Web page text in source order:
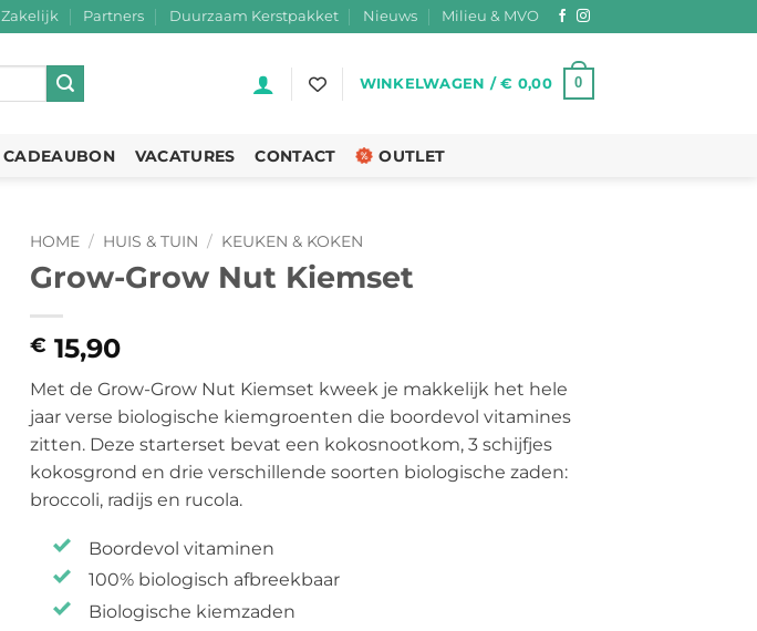
Zakelijk Partners Duurzaam Kerstpakket Nieuws Milieu & MVO
WINKELWAGEN /€ 0,00 0
CADEAUBON VACATURES CONTACT OUTLET
HOME / HUIS & TUIN / KEUKEN & KOKEN
Grow-Grow Nut Kiemset
€ 15,90
Met de Grow-Grow Nut Kiemset kweek je makkelijk het hele
jaar verse biologische kiemgroenten die boordevol vitamines
zitten. Deze starterset bevat een kokosnootkom, 3 schijfjes
kokosgrond en drie verschillende soorten biologische zaden:
broccoli, radijs en rucola.
Boordevol vitaminen
100% biologisch afbreekbaar
Biologische kiemzaden